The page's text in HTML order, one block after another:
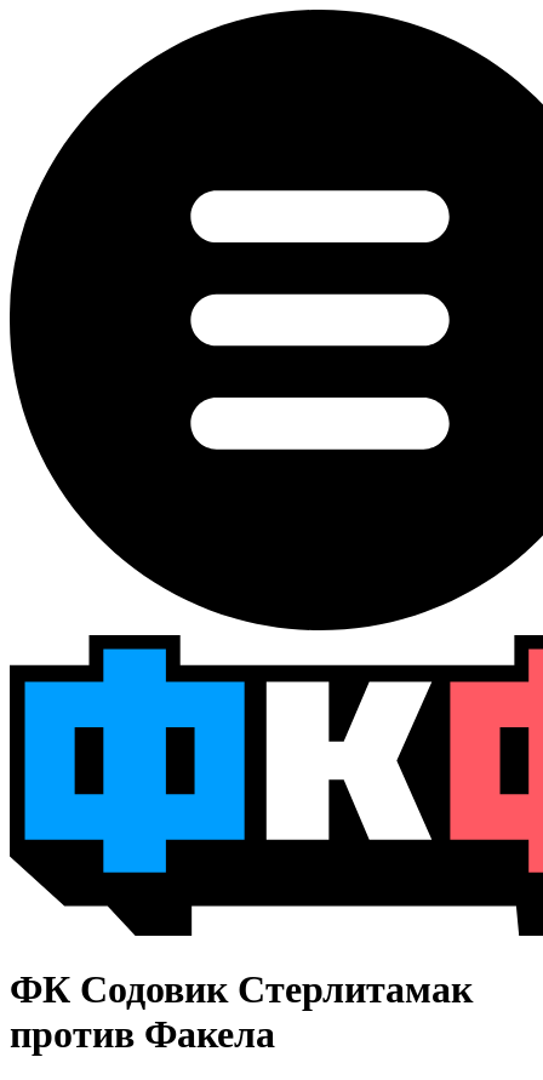
ФК Содовик Стерлитамак
против Факела